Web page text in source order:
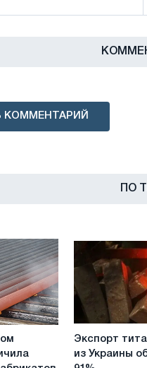
КОММЕНТАРИЙ
ПО
Экспорт
титановых
руд
Экспорт
из Украины